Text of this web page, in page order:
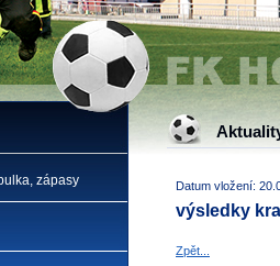
zápasy Datum vložení:
výsledky
Zpět...